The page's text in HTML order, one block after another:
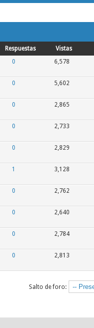
Respuestas Vistas
0 6,578
0 5,602
0 2,865
0 2,733
0 2,829
1 3,128
0 2,762
0 2,640
0 2,784
0 2,813
Salto de foro: